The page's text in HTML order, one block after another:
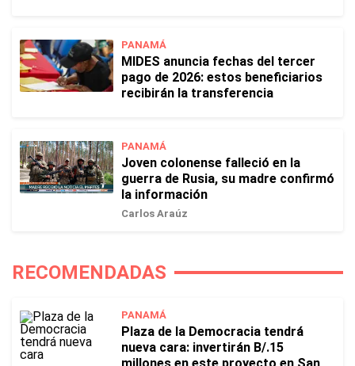
PANAMÁ
MIDES anuncia fechas del tercer
pago de 2026: estos beneficiarios
recibirán la transferencia
PANAMÁ
Joven colonense falleció en la
guerra de Rusia, su madre confirmó
la información
Carlos Araúz
RECOMENDADAS
PANAMÁ
Plaza de la Democracia tendrá
nueva cara: invertirán B/.15